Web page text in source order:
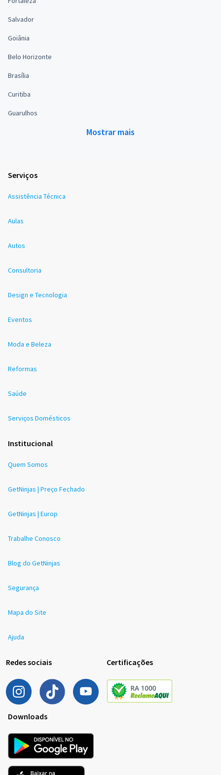
Salvador
Goiânia
Belo Horizonte
Brasília
Curitiba
Guarulhos
Mostrar mais
Serviços
Assistência Técnica
Aulas
Autos
Consultoria
Design e Tecnologia
Eventos
Moda e Beleza
Reformas
Saúde
Serviços Domésticos
Institucional
Quem Somos
GetNinjas | Preço Fechado
GetNinjas | Europ
Trabalhe Conosco
Blog do GetNinjas
Segurança
Mapa do Site
Ajuda
Redes sociais Certificações
Downloads